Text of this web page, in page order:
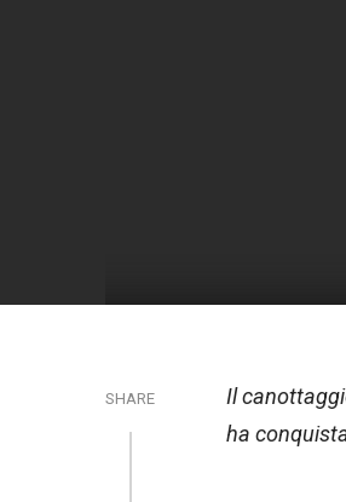
SHARE
Il
ha